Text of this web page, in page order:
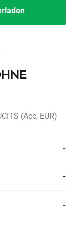
(Acc, EUR)
-
-
-